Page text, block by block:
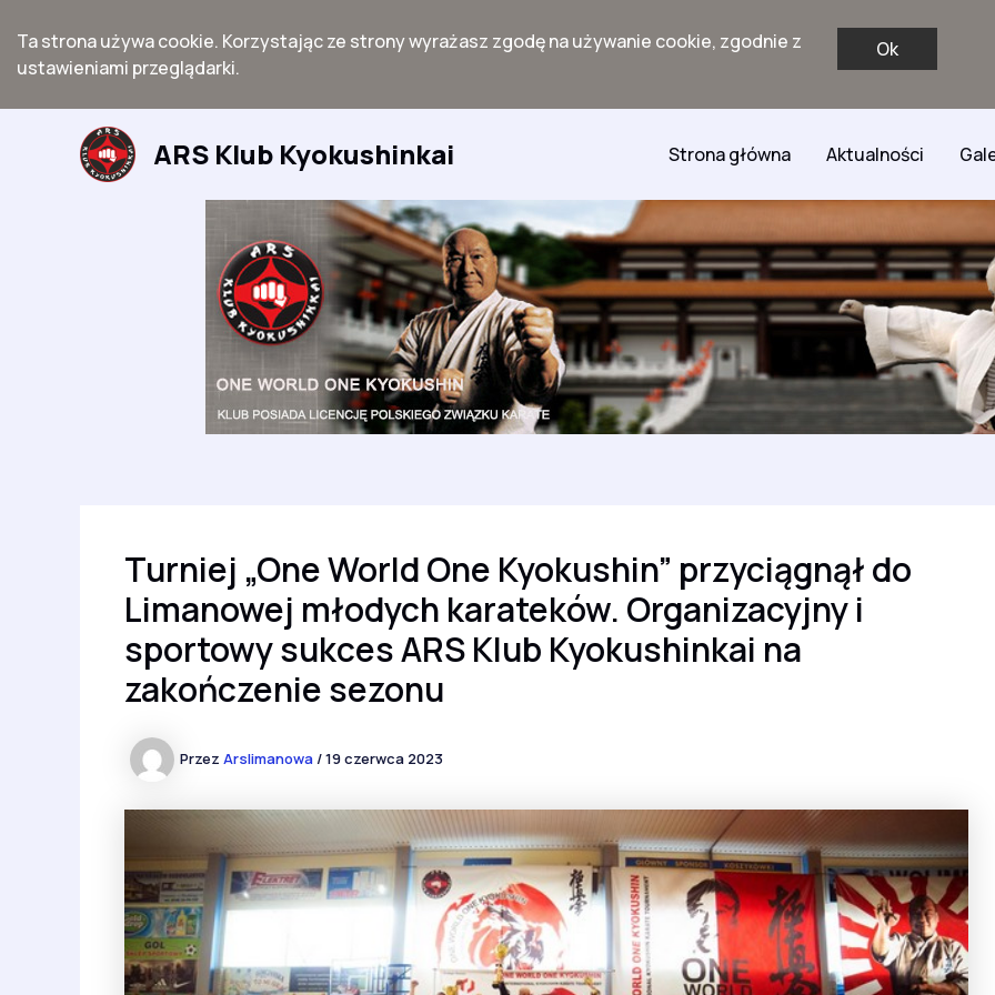
Ta strona używa cookie. Korzystając ze strony wyrażasz zgodę na używanie cookie, zgodnie z
ustawieniami przeglądarki.
Ok
ARS Klub Kyokushinkai Strona główna Aktualności
Turniej „One World One Kyokushin” przyciągnął do
Limanowej młodych karateków. Organizacyjny i
sportowy sukces ARS Klub Kyokushinkai na
zakończenie sezonu
Przez Arslimanowa /19 czerwca 2023